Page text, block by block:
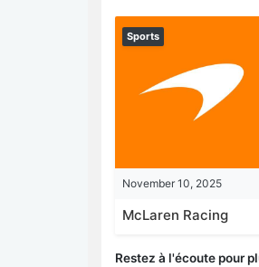
Sports
November 10, 2025
McLaren Racing
Restez à l'écoute pour